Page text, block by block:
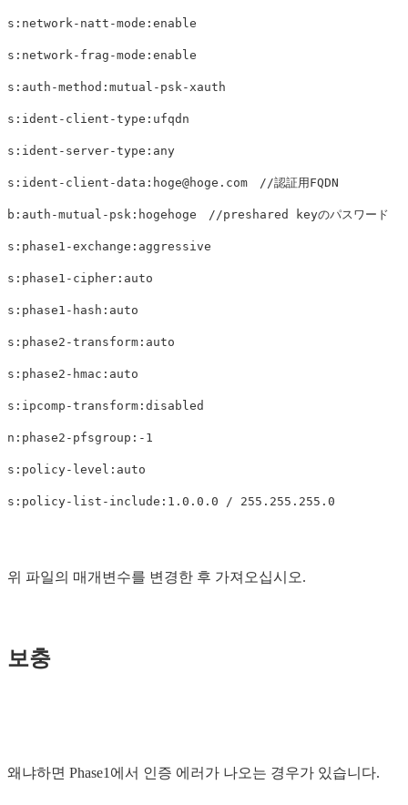
s:network-natt-mode:enable
s:network-frag-mode:enable
s:auth-method:mutual-psk-xauth
s:ident-client-type:ufqdn
s:ident-server-type:any
s:ident-client-data: hoge@hoge.com //認証用FQDN
b:auth-mutual-psk:hogehoge　//preshared keyのパスワード
s:phase1-exchange:aggressive
s:phase1-cipher:auto
s:phase1-hash:auto
s:phase2-transform:auto
s:phase2-hmac:auto
s:ipcomp-transform:disabled
n:phase2-pfsgroup:-1
s:policy-level:auto
위 파일의 매개변수를 변경한 후 가져오십시오.
보충
왜냐하면 Phase1에서 인증 에러가 나오는 경우가 있습니다.